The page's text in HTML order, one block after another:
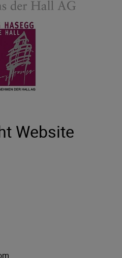
Website